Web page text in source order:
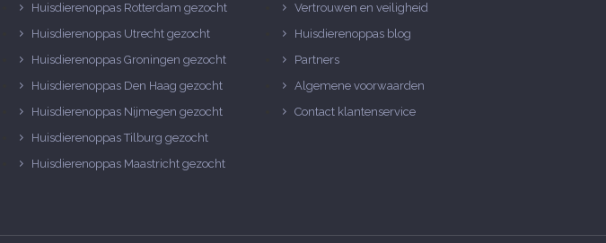
Huisdierenoppas Rotterdam gezocht
Huisdierenoppas Utrecht gezocht
Huisdierenoppas Groningen gezocht
Huisdierenoppas Den Haag gezocht
Huisdierenoppas Nijmegen gezocht
Huisdierenoppas Tilburg gezocht
Huisdierenoppas Maastricht gezocht
Vertrouwen en veiligheid
Huisdierenoppas blog
Partners
Algemene voorwaarden
Contact klantenservice